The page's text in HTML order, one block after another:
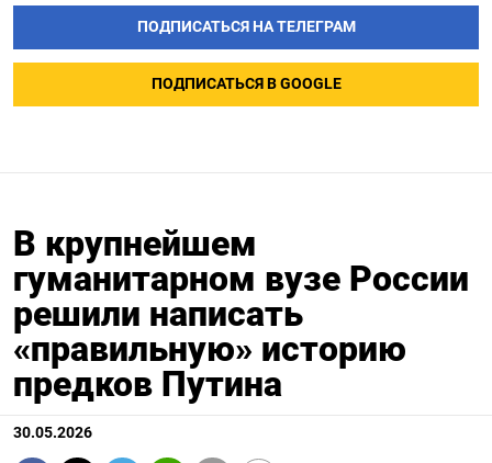
ПОДПИСАТЬСЯ НА ТЕЛЕГРАМ
ПОДПИСАТЬСЯ В GOOGLE
В крупнейшем
гуманитарном вузе России
решили написать
«правильную» историю
предков Путина
30.05.2026